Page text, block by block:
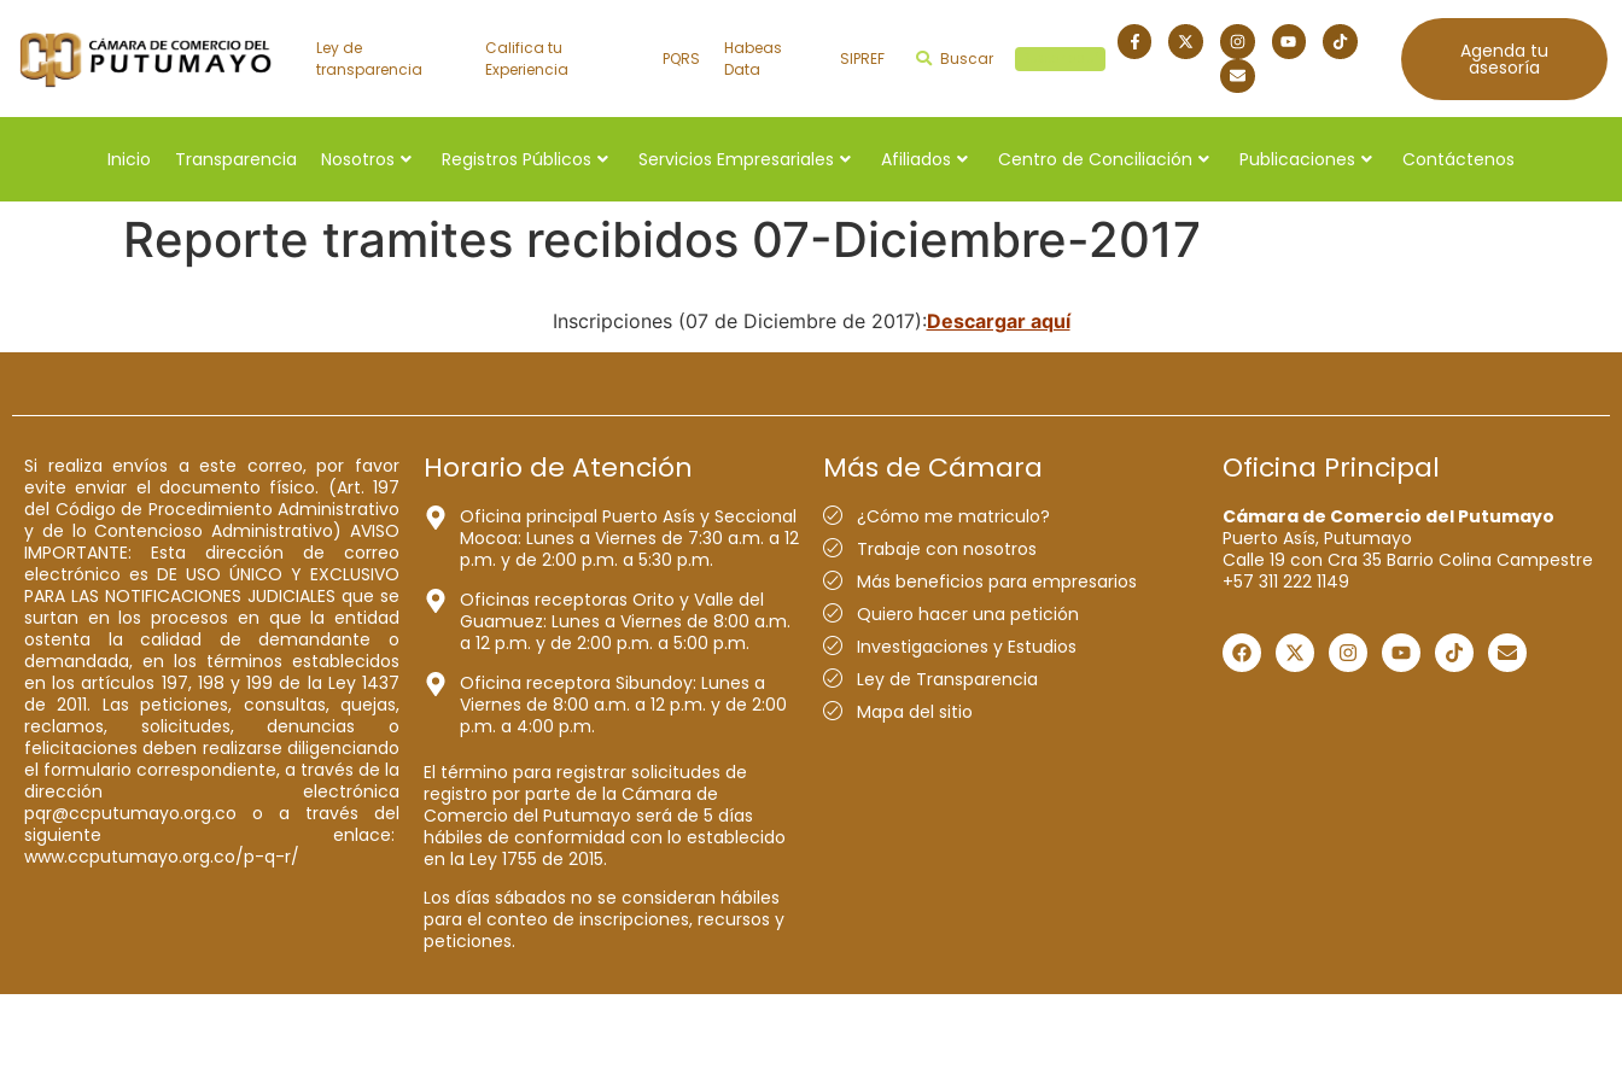
Ley de
transparencia
Califica tu
Experiencia
PQRS
Habeas
Data
SIPREF Buscar Agenda tu
asesoría
Inicio Transparencia Nosotros Registros Públicos Servicios Empresariales Afiliados Centro de Conciliación Publicaciones Contáctenos
Reporte tramites recibidos 07-Diciembre-2017
Inscripciones (07 de Diciembre de 2017):Descargar aquí
Si realiza envíos a este correo, por favor
evite enviar el documento físico. (Art. 197
del Código de Procedimiento Administrativo
y de lo Contencioso Administrativo) AVISO
IMPORTANTE: Esta dirección de correo
electrónico es DE USO ÚNICO Y EXCLUSIVO
PARA LAS NOTIFICACIONES JUDICIALES que se
surtan en los procesos en que la entidad
ostenta la calidad de demandante o
demandada, en los términos establecidos
en los artículos 197, 198 y 199 de la Ley 1437
de 2011. Las peticiones, consultas, quejas,
reclamos, solicitudes, denuncias o
felicitaciones deben realizarse diligenciando
el formulario correspondiente, a través de la
dirección electrónica
pqr@ccputumayo.org.co o a través del
siguiente enlace:
www.ccputumayo.org.co/p-q-r/
Horario de Atención
Oficina principal Puerto Asís y Seccional
Mocoa: Lunes a Viernes de 7:30 a.m. a 12
p.m. y de 2:00 p.m. a 5:30 p.m.
Oficinas receptoras Orito y Valle del
Guamuez: Lunes a Viernes de 8:00 a.m.
a 12 p.m. y de 2:00 p.m. a 5:00 p.m.
Oficina receptora Sibundoy: Lunes a
Viernes de 8:00 a.m. a 12 p.m. y de 2:00
p.m. a 4:00 p.m.
El término para registrar solicitudes de
registro por parte de la Cámara de
Comercio del Putumayo será de 5 días
hábiles de conformidad con lo establecido
en la Ley 1755 de 2015.
Los días sábados no se consideran hábiles
para el conteo de inscripciones, recursos y
peticiones.
Más de Cámara
¿Cómo me matriculo?
Trabaje con nosotros
Más beneficios para empresarios
Quiero hacer una petición
Investigaciones y Estudios
Ley de Transparencia
Mapa del sitio
Oficina Principal
Cámara de Comercio del Putumayo
Puerto Asís, Putumayo
Calle 19 con Cra 35 Barrio Colina Campestre
+57 311 222 1149